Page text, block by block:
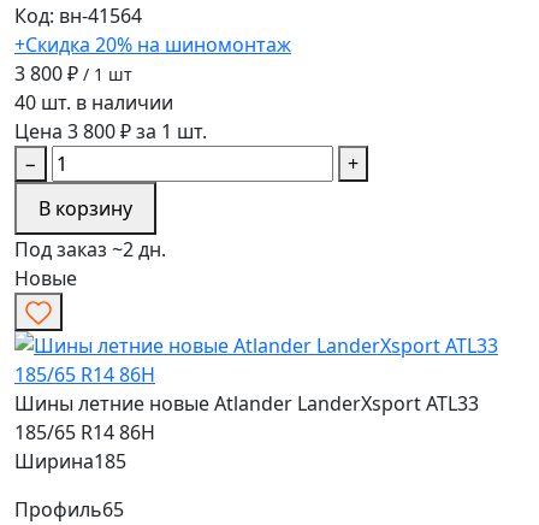
Код: вн-41564
+Скидка 20% на шиномонтаж
3 800 ₽ / 1 шт
40 шт. в наличии
Цена 3 800 ₽ за 1 шт.
−
+
В корзину
Под заказ ~2 дн.
Новые
Шины летние новые Atlander LanderXsport ATL33
185/65 R14 86H
Ширина185
Профиль65